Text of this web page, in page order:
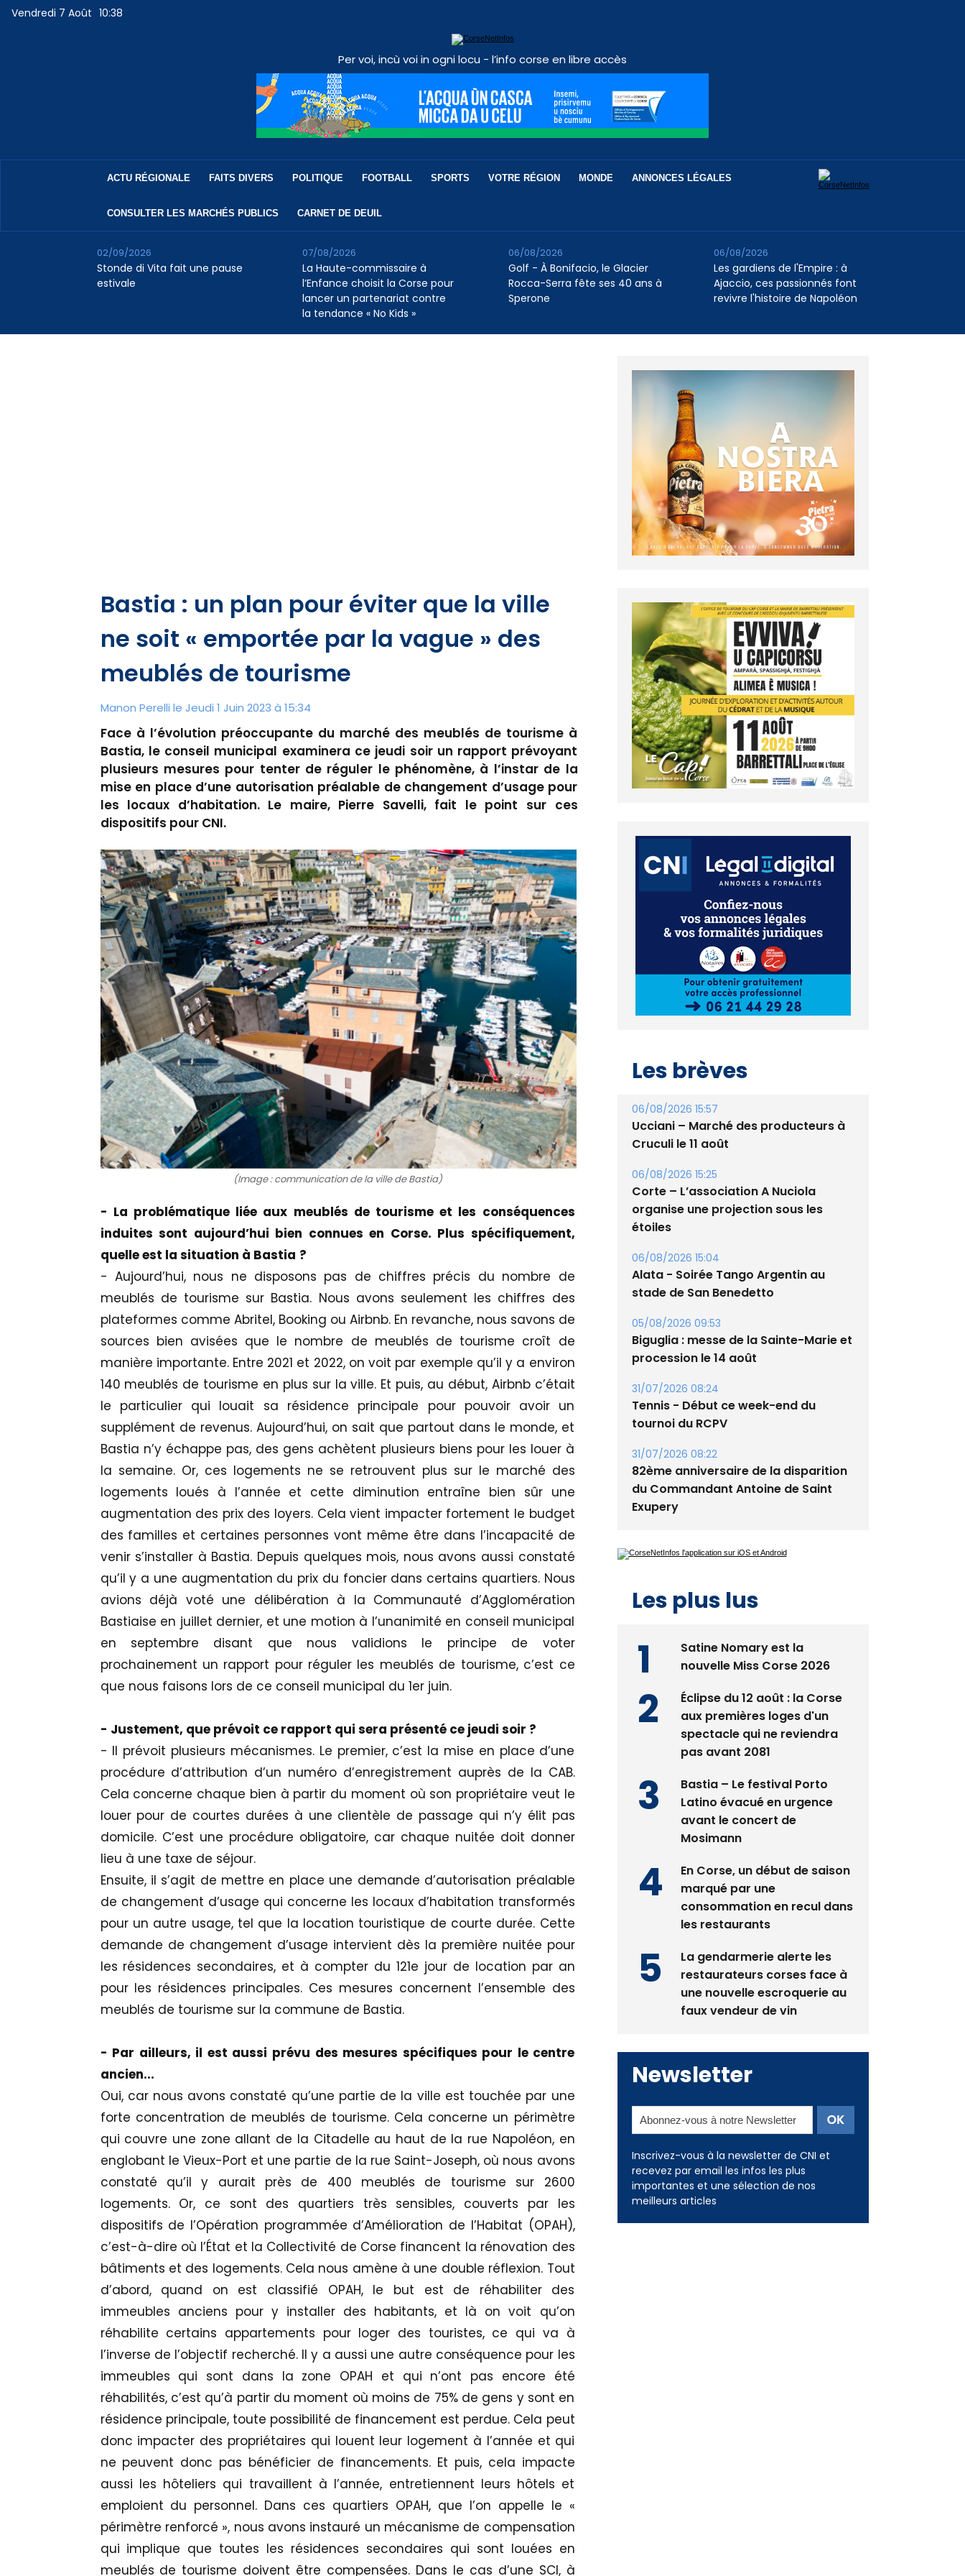
Vendredi 7 Août 10:38
Per voi, incù voi in ogni locu - l’info corse en libre accès
ACTU RÉGIONALE FAITS DIVERS POLITIQUE FOOTBALL SPORTS VOTRE RÉGION MONDE ANNONCES LÉGALES
CONSULTER LES MARCHÉS PUBLICS CARNET DE DEUIL
Stonde di Vita fait une pause
estivale
02/09/2026
La Haute-commissaire à
l’Enfance choisit la Corse pour
lancer un partenariat contre
la tendance « No Kids »
07/08/2026
Golf - À Bonifacio, le Glacier
Rocca-Serra fête ses 40 ans à
Sperone
06/08/2026
Les gardiens de l'Empire : à
Ajaccio, ces passionnés font
revivre l'histoire de Napoléon
06/08/2026
Bastia : un plan pour éviter que la ville
ne soit « emportée par la vague » des
meublés de tourisme
Manon Perelli le Jeudi 1 Juin 2023 à 15:34
Face à l’évolution préoccupante du marché des meublés de tourisme à
Bastia, le conseil municipal examinera ce jeudi soir un rapport prévoyant
plusieurs mesures pour tenter de réguler le phénomène, à l’instar de la
mise en place d’une autorisation préalable de changement d’usage pour
les locaux d’habitation. Le maire, Pierre Savelli, fait le point sur ces
dispositifs pour CNI.
(Image : communication de la ville de Bastia)
- La problématique liée aux meublés de tourisme et les conséquences
induites sont aujourd’hui bien connues en Corse. Plus spécifiquement,
quelle est la situation à Bastia ?
- Aujourd’hui, nous ne disposons pas de chiffres précis du nombre de
meublés de tourisme sur Bastia. Nous avons seulement les chiffres des
plateformes comme Abritel, Booking ou Airbnb. En revanche, nous savons de
sources bien avisées que le nombre de meublés de tourisme croît de
manière importante. Entre 2021 et 2022, on voit par exemple qu’il y a environ
140 meublés de tourisme en plus sur la ville. Et puis, au début, Airbnb c’était
le particulier qui louait sa résidence principale pour pouvoir avoir un
supplément de revenus. Aujourd’hui, on sait que partout dans le monde, et
Bastia n’y échappe pas, des gens achètent plusieurs biens pour les louer à
la semaine. Or, ces logements ne se retrouvent plus sur le marché des
logements loués à l’année et cette diminution entraîne bien sûr une
augmentation des prix des loyers. Cela vient impacter fortement le budget
des familles et certaines personnes vont même être dans l’incapacité de
venir s’installer à Bastia. Depuis quelques mois, nous avons aussi constaté
qu’il y a une augmentation du prix du foncier dans certains quartiers. Nous
avions déjà voté une délibération à la Communauté d’Agglomération
Bastiaise en juillet dernier, et une motion à l’unanimité en conseil municipal
en septembre disant que nous validions le principe de voter
prochainement un rapport pour réguler les meublés de tourisme, c’est ce
que nous faisons lors de ce conseil municipal du 1er juin.
- Justement, que prévoit ce rapport qui sera présenté ce jeudi soir ?
- Il prévoit plusieurs mécanismes. Le premier, c’est la mise en place d’une
procédure d’attribution d’un numéro d’enregistrement auprès de la CAB.
Cela concerne chaque bien à partir du moment où son propriétaire veut le
louer pour de courtes durées à une clientèle de passage qui n’y élit pas
domicile. C’est une procédure obligatoire, car chaque nuitée doit donner
lieu à une taxe de séjour.
Ensuite, il s’agit de mettre en place une demande d’autorisation préalable
de changement d’usage qui concerne les locaux d’habitation transformés
pour un autre usage, tel que la location touristique de courte durée. Cette
demande de changement d’usage intervient dès la première nuitée pour
les résidences secondaires, et à compter du 121e jour de location par an
pour les résidences principales. Ces mesures concernent l’ensemble des
meublés de tourisme sur la commune de Bastia.
- Par ailleurs, il est aussi prévu des mesures spécifiques pour le centre
ancien...
Oui, car nous avons constaté qu’une partie de la ville est touchée par une
forte concentration de meublés de tourisme. Cela concerne un périmètre
qui couvre une zone allant de la Citadelle au haut de la rue Napoléon, en
englobant le Vieux-Port et une partie de la rue Saint-Joseph, où nous avons
constaté qu’il y aurait près de 400 meublés de tourisme sur 2600
logements. Or, ce sont des quartiers très sensibles, couverts par les
dispositifs de l’Opération programmée d’Amélioration de l’Habitat (OPAH),
c’est-à-dire où l’État et la Collectivité de Corse financent la rénovation des
bâtiments et des logements. Cela nous amène à une double réflexion. Tout
d’abord, quand on est classifié OPAH, le but est de réhabiliter des
immeubles anciens pour y installer des habitants, et là on voit qu’on
réhabilite certains appartements pour loger des touristes, ce qui va à
l’inverse de l’objectif recherché. Il y a aussi une autre conséquence pour les
immeubles qui sont dans la zone OPAH et qui n’ont pas encore été
réhabilités, c’est qu’à partir du moment où moins de 75% de gens y sont en
résidence principale, toute possibilité de financement est perdue. Cela peut
donc impacter des propriétaires qui louent leur logement à l’année et qui
ne peuvent donc pas bénéficier de financements. Et puis, cela impacte
aussi les hôteliers qui travaillent à l’année, entretiennent leurs hôtels et
emploient du personnel. Dans ces quartiers OPAH, que l’on appelle le «
périmètre renforcé », nous avons instauré un mécanisme de compensation
qui implique que toutes les résidences secondaires qui sont louées en
meublés de tourisme doivent être compensées. Dans le cas d’une SCI, à
06/08/2026 15:57
Cruculi le 11 août
06/08/2026 15:25
organise une projection sous les
étoiles
06/08/2026 15:04
stade de San Benedetto
05/08/2026 09:53
procession le 14 août
31/07/2026 08:24
tournoi du RCPV
31/07/2026 08:22
du Commandant Antoine de Saint
Exupery
Éclipse du 12 août : la Corse
spectacle qui ne reviendra
pas avant 2081
Bastia – Le festival Porto
avant le concert de
Mosimann
En Corse, un début de saison
consommation en recul dans
les restaurants
La gendarmerie alerte les
une nouvelle escroquerie au
faux vendeur de vin
Inscrivez-vous à la newsletter de CNI et
recevez par email les infos les plus
importantes et une sélection de nos
meilleurs articles